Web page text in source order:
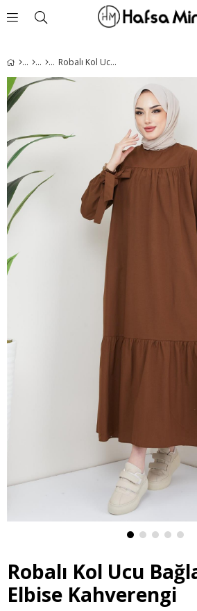
Robalı Kol Ucu Bağlamalı Elbise Kahverengi
Robalı Kol Ucu
Elbise Kahverengi